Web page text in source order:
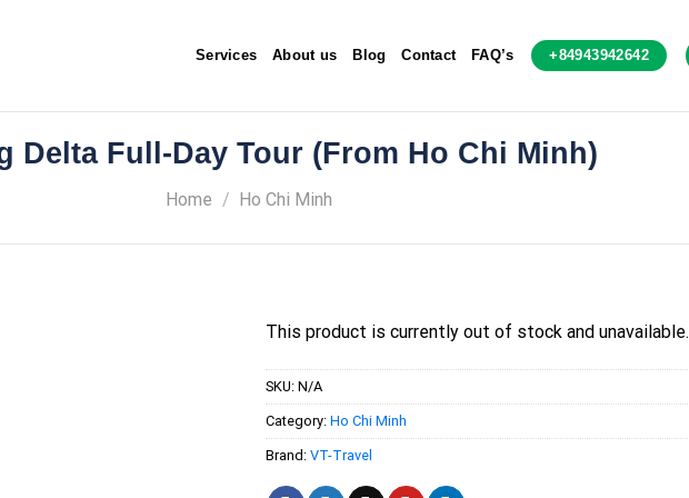
Services About us Blog Contact FAQ’s +84943942642
Delta Full-Day Tour (From Ho Chi Minh)
Home / Ho Chi Minh
This product is currently out of stock and unavailable.
SKU: N/A
Category: Ho Chi Minh
Brand: VT-Travel